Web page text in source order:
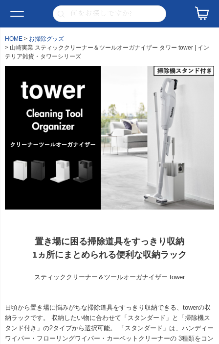
HOME
お掃除グッズ
山崎実業 スティッククリーナー＆ツールオーガナイザー タワー tower | イン
テリア雑貨・タワーシリーズ
置き場に困る掃除道具をすっきり収納
1ヵ所にまとめられる便利な収納ラック
スティッククリーナー＆ツールオーガナイザー tower
日頃から置き場に悩みがちな掃除道具をすっきり収納できる、towerの収
納ラックです。 収納したい物に合わせて「スタンダード」と「掃除機ス
タンド付き」の2タイプから選択可能。 「スタンダード」は、ハンディー
ワイパー・フローリングワイパー・カーペットクリーナーの 3種類をコン